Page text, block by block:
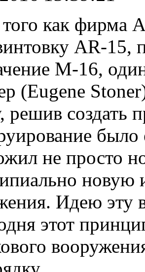
как фирма
AR-15,
М-16,
(Eugene
решив создать
было
не просто
новую
Идею эту
этот